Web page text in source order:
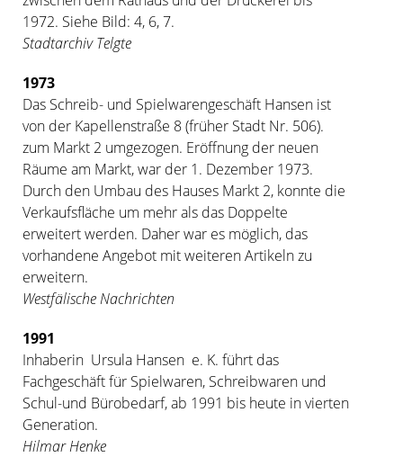
1972. Siehe Bild: 4, 6, 7.
Stadtarchiv Telgte
1973
Das Schreib- und Spielwarengeschäft Hansen ist
von der Kapellenstraße 8 (früher Stadt Nr. 506).
zum Markt 2 umgezogen. Eröffnung der neuen
Räume am Markt, war der 1. Dezember 1973.
Durch den Umbau des Hauses Markt 2, konnte die
Verkaufsfläche um mehr als das Doppelte
erweitert werden. Daher war es möglich, das
vorhandene Angebot mit weiteren Artikeln zu
erweitern.
Westfälische Nachrichten
1991
Inhaberin Ursula Hansen e. K. führt das
Fachgeschäft für Spielwaren, Schreibwaren und
Schul-und Bürobedarf, ab 1991 bis heute in vierten
Generation.
Hilmar Henke